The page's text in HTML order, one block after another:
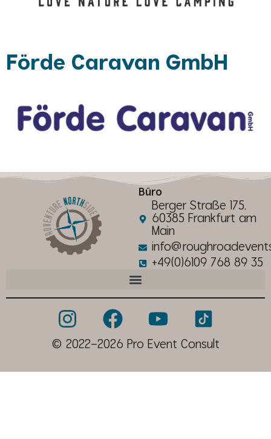
Förde Caravan GmbH
Büro
Berger Straße 175,
60385 Frankfurt am
Main
+49(0)6109 768 89 35
© 2022–2026 Pro Event Consult